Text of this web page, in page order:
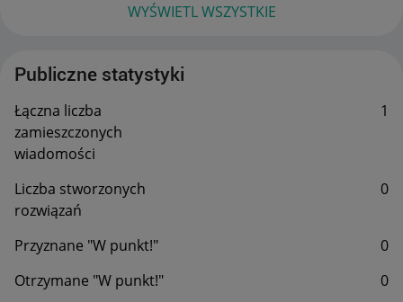
WYŚWIETL WSZYSTKIE
Publiczne statystyki
Łączna liczba
zamieszczonych
wiadomości
1
Liczba stworzonych
rozwiązań
0
Przyznane "W punkt!"
0
Otrzymane "W punkt!"
0